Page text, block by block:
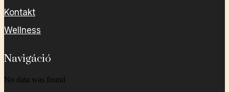
Kontakt
Wellness
Navigáció
No data was found